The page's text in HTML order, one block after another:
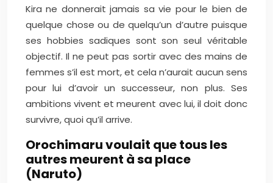
Kira ne donnerait jamais sa vie pour le bien de
quelque chose ou de quelqu’un d’autre puisque
ses hobbies sadiques sont son seul véritable
objectif. Il ne peut pas sortir avec des mains de
femmes s’il est mort, et cela n’aurait aucun sens
pour lui d’avoir un successeur, non plus. Ses
ambitions vivent et meurent avec lui, il doit donc
survivre, quoi qu’il arrive.
Orochimaru voulait que tous les
autres meurent à sa place
(Naruto)